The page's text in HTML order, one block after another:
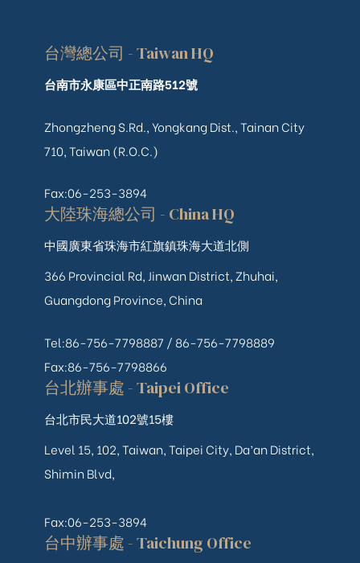
台灣總公司 - Taiwan HQ
台南市永康區中正南路512號
Zhongzheng S.Rd., Yongkang Dist., Tainan City
710, Taiwan (R.O.C.)
Fax:06-253-3894
大陸珠海總公司 - China HQ
中國廣東省珠海市紅旗鎮珠海大道北側
366 Provincial Rd, Jinwan District, Zhuhai,
Guangdong Province, China
Tel:86-756-7798887 / 86-756-7798889
Fax:86-756-7798866
台北辦事處 - Taipei Office
台北市民大道102號15樓
Level 15, 102, Taiwan, Taipei City, Da’an District,
Shimin Blvd,
Fax:06-253-3894
台中辦事處 - Taichung Office